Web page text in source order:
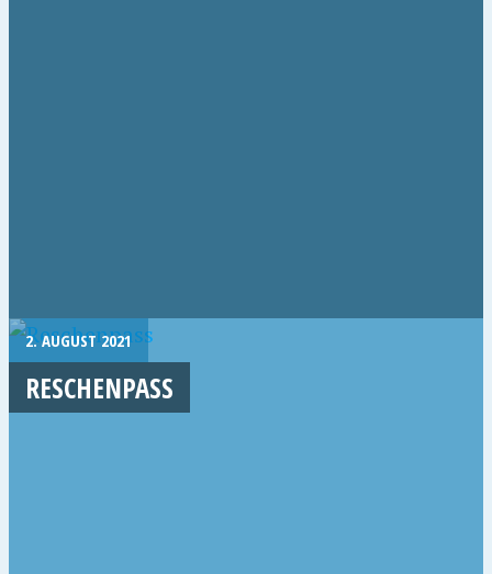
2. AUGUST 2021
RESCHENPASS